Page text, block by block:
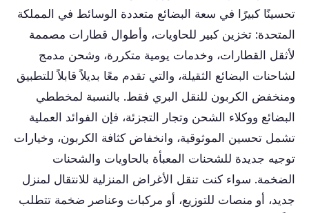
تحسينًا كبيرًا في سعة البضائع متعددة الوسائط في المملكة
المتحدة: تخزين كبير للحاويات، وأطوال قطارات مصممة
لأثقل القطارات، وخدمات يومية متكررة، وشحن مدمج
لشاحنات البضائع الثقيلة، والتي تقدم معًا بديلاً قابلاً للتطبيق
ومنخفض الكربون للنقل البري فقط. بالنسبة لمخططي
البضائع ووكلاء الشحن وتجار التجزئة، فإن الفوائد العملية
تشمل تحسين الموثوقية، وانخفاض كثافة الكربون، وخيارات
توجيه جديدة للشحنات المعبأة بالحاويات والشحنات
الضخمة. سواء كنت تنقل الأغراض المنزلية للانتقال لمنزل
جديد، أو منصات للتوزيع، أو مركبات وعناصر ضخمة تتطلب